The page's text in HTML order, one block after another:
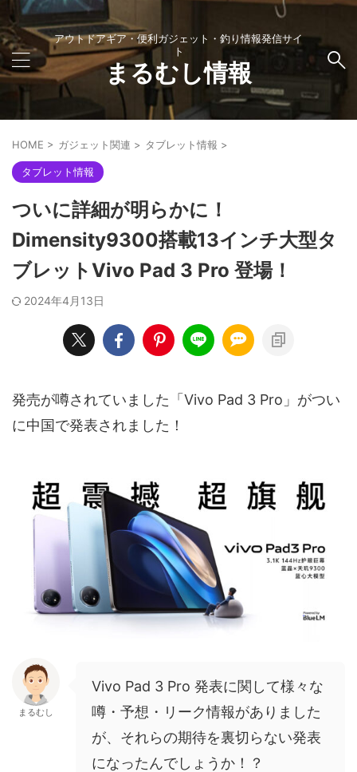
アウトドアギア・便利ガジェット・釣り情報発信サイ
ト
まるむし情報
HOME > ガジェット関連 > タブレット情報 >
タブレット情報
ついに詳細が明らかに！
Dimensity9300搭載13インチ大型タ
ブレットVivo Pad 3 Pro 登場！
2024年4月13日
発売が噂されていました「Vivo Pad 3 Pro」がつい
に中国で発表されました！
まるむし
Vivo Pad 3 Pro 発表に関して様々な
噂・予想・リーク情報がありました
が、それらの期待を裏切らない発表
になったんでしょうか！？